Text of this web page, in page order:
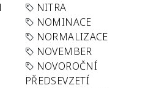
NITRA
NOMINACE
NORMALIZACE
NOVEMBER
NOVOROČNÍ
PŘEDSEVZETÍ